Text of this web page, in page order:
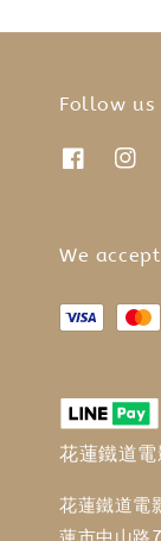
Follow us
We accept
花蓮鐵道電
花蓮鐵道電